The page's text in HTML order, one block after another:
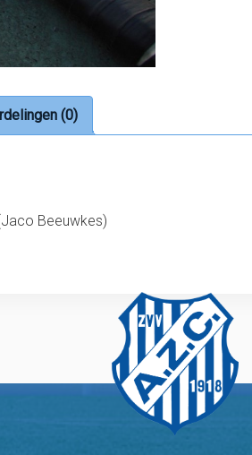
(0)
Beeuwkes)